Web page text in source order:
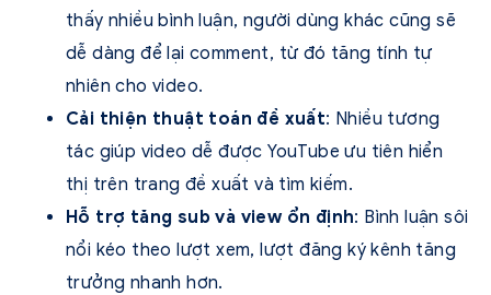
thấy nhiều bình luận, người dùng khác cũng sẽ
dễ dàng để lại comment, từ đó tăng tính tự
nhiên cho video.
Cải thiện thuật toán đề xuất: Nhiều tương
tác giúp video dễ được YouTube ưu tiên hiển
thị trên trang đề xuất và tìm kiếm.
Hỗ trợ tăng sub và view ổn định: Bình luận sôi
nổi kéo theo lượt xem, lượt đăng ký kênh tăng
trưởng nhanh hơn.